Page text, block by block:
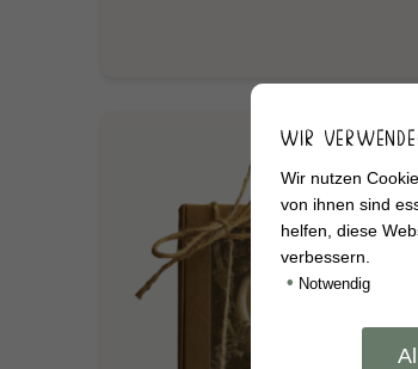
WIR
Wir nutzen
von ihnen sind
helfen, diese
verbessern.
• Notwendig